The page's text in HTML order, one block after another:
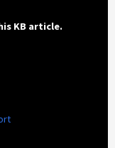
KB article.